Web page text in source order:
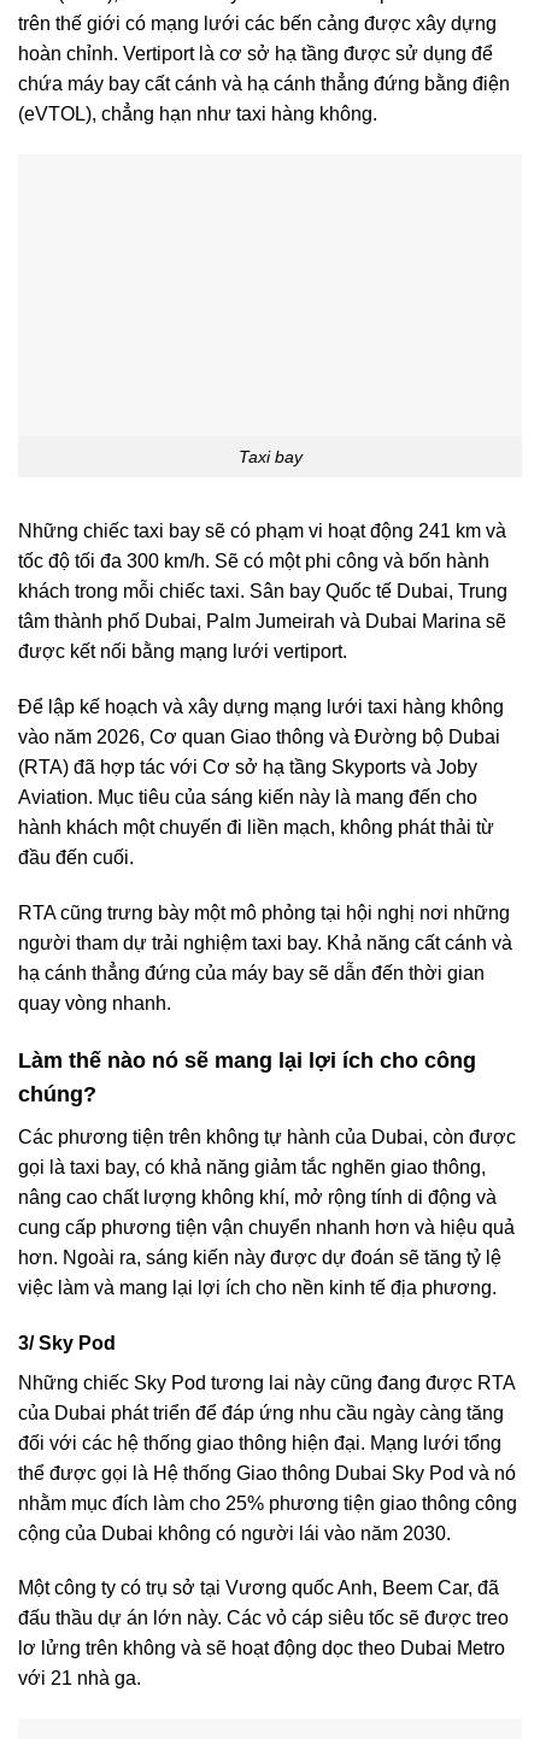
trên thế giới có mạng lưới các bến cảng được xây dựng
hoàn chỉnh. Vertiport là cơ sở hạ tầng được sử dụng để
chứa máy bay cất cánh và hạ cánh thẳng đứng bằng điện
(eVTOL), chẳng hạn như taxi hàng không.
Taxi bay
Những chiếc taxi bay sẽ có phạm vi hoạt động 241 km và
tốc độ tối đa 300 km/h. Sẽ có một phi công và bốn hành
khách trong mỗi chiếc taxi. Sân bay Quốc tế Dubai, Trung
tâm thành phố Dubai, Palm Jumeirah và Dubai Marina sẽ
được kết nối bằng mạng lưới vertiport.
Để lập kế hoạch và xây dựng mạng lưới taxi hàng không
vào năm 2026, Cơ quan Giao thông và Đường bộ Dubai
(RTA) đã hợp tác với Cơ sở hạ tầng Skyports và Joby
Aviation. Mục tiêu của sáng kiến này là mang đến cho
hành khách một chuyến đi liền mạch, không phát thải từ
đầu đến cuối.
RTA cũng trưng bày một mô phỏng tại hội nghị nơi những
người tham dự trải nghiệm taxi bay. Khả năng cất cánh và
hạ cánh thẳng đứng của máy bay sẽ dẫn đến thời gian
quay vòng nhanh.
Làm thế nào nó sẽ mang lại lợi ích cho công
chúng?
Các phương tiện trên không tự hành của Dubai, còn được
gọi là taxi bay, có khả năng giảm tắc nghẽn giao thông,
nâng cao chất lượng không khí, mở rộng tính di động và
cung cấp phương tiện vận chuyển nhanh hơn và hiệu quả
hơn. Ngoài ra, sáng kiến ​​này được dự đoán sẽ tăng tỷ lệ
việc làm và mang lại lợi ích cho nền kinh tế địa phương.
3/ Sky Pod
Những chiếc Sky Pod tương lai này cũng đang được RTA
của Dubai phát triển để đáp ứng nhu cầu ngày càng tăng
đối với các hệ thống giao thông hiện đại. Mạng lưới tổng
thể được gọi là Hệ thống Giao thông Dubai Sky Pod và nó
nhằm mục đích làm cho 25% phương tiện giao thông công
cộng của Dubai không có người lái vào năm 2030.
Một công ty có trụ sở tại Vương quốc Anh, Beem Car, đã
đấu thầu dự án lớn này. Các vỏ cáp siêu tốc sẽ được treo
lơ lửng trên không và sẽ hoạt động dọc theo Dubai Metro
với 21 nhà ga.